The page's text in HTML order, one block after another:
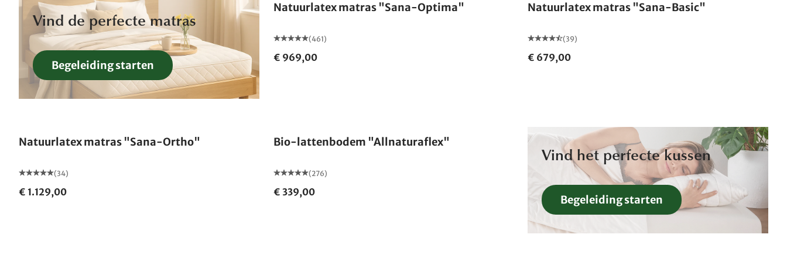
Vind de perfecte matras
Begeleiding starten
Natuurlatex matras "Sana-Optima"
(461)
€ 969,00
Natuurlatex matras "Sana-Basic"
(39)
€ 679,00
Natuurlatex matras "Sana-Ortho"
(34)
€ 1.129,00
Bio-lattenbodem "Allnaturaflex"
(276)
€ 339,00
Vind het perfecte kussen
Begeleiding starten